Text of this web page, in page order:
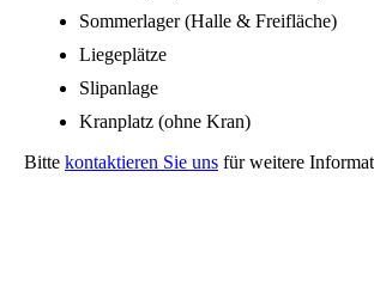
Sommerlager (Halle & Freifläche)
Liegeplätze
Slipanlage
Kranplatz (ohne Kran)
Bitte kontaktieren Sie uns für weitere